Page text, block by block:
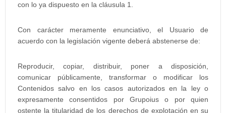
con lo ya dispuesto en la cláusula 1.
Con carácter meramente enunciativo, el Usuario de
acuerdo con la legislación vigente deberá abstenerse de:
Reproducir, copiar, distribuir, poner a disposición,
comunicar públicamente, transformar o modificar los
Contenidos salvo en los casos autorizados en la ley o
expresamente consentidos por Grupoius o por quien
ostente la titularidad de los derechos de explotación en su